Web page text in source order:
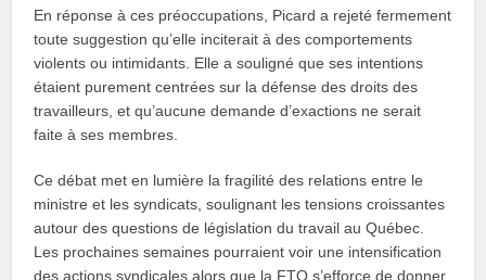
En réponse à ces préoccupations, Picard a rejeté fermement
toute suggestion qu’elle inciterait à des comportements
violents ou intimidants. Elle a souligné que ses intentions
étaient purement centrées sur la défense des droits des
travailleurs, et qu’aucune demande d’exactions ne serait
faite à ses membres.
Ce débat met en lumière la fragilité des relations entre le
ministre et les syndicats, soulignant les tensions croissantes
autour des questions de législation du travail au Québec.
Les prochaines semaines pourraient voir une intensification
des actions syndicales alors que la FTQ s’efforce de donner